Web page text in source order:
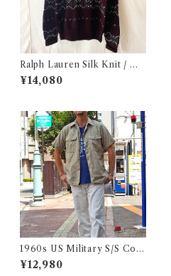
Ralph Lauren Silk Knit / ラ
ルフローレン シルク セーター
古着
¥14,080
1960s US Military S/S Cott
on Poplin Shirt / 60年代 US
AF USN ARMY コットン ポ
¥12,980